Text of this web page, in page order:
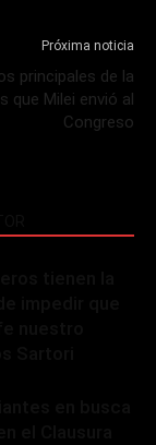
Próxima noticia
principales de la
que Milei envió al
Congreso